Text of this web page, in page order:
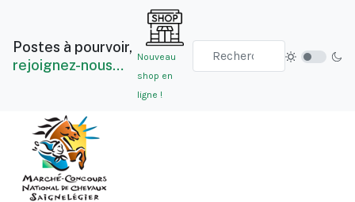
Postes à pourvoir,
rejoignez-nous…
Nouveau
shop en
ligne !